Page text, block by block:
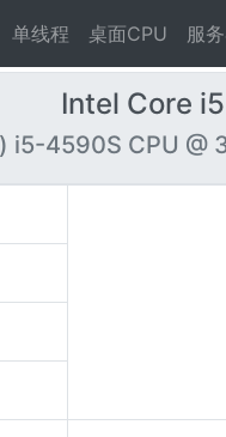
单线程 桌面CPU 服
Intel Core
i5-4590S CPU @